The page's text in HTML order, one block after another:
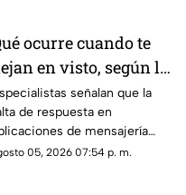
ocurre cuando te
en visto, según la
señalan que la
de respuesta en
de mensajería
tener efectos
05, 2026 07:54 p. m.